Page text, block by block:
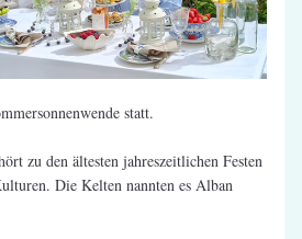
statt.
zu den ältesten jahreszeitlichen Festen
Die Kelten nannten es Alban